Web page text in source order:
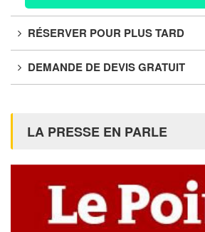
RÉSERVER POUR PLUS TARD
DEMANDE DE DEVIS GRATUIT
LA PRESSE EN PARLE